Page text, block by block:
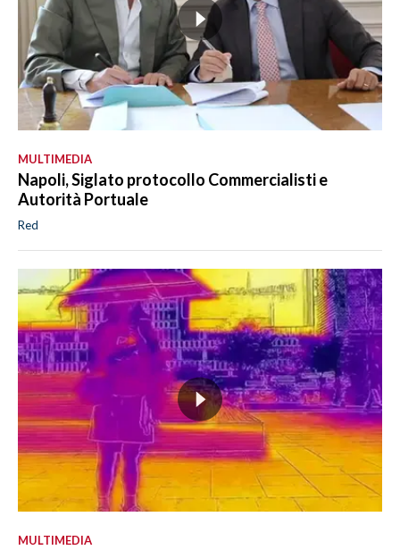
MULTIMEDIA
Napoli, Siglato protocollo Commercialisti e
Autorità Portuale
Red
MULTIMEDIA